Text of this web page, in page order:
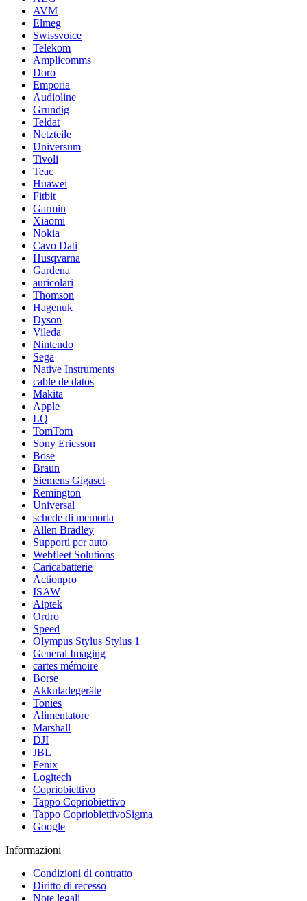
AVM
Elmeg
Swissvoice
Telekom
Amplicomms
Doro
Emporia
Audioline
Grundig
Teldat
Netzteile
Universum
Tivoli
Teac
Huawei
Fitbit
Garmin
Xiaomi
Nokia
Cavo Dati
Husqvarna
Gardena
auricolari
Thomson
Hagenuk
Dyson
Vileda
Nintendo
Sega
Native Instruments
cable de datos
Makita
Apple
LQ
TomTom
Sony Ericsson
Bose
Braun
Siemens Gigaset
Remington
Universal
schede di memoria
Allen Bradley
Supporti per auto
Webfleet Solutions
Caricabatterie
Actionpro
ISAW
Aiptek
Ordro
Speed
Olympus Stylus Stylus 1
General Imaging
cartes mémoire
Borse
Akkuladegeräte
Tonies
Alimentatore
Marshall
DJI
JBL
Fenix
Logitech
Copriobiettivo
Tappo Copriobiettivo
Tappo CopriobiettivoSigma
Google
Informazioni
Condizioni di contratto
Diritto di recesso
Note legali